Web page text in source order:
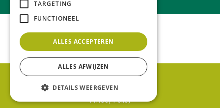
© Laxsjon Plants
Green Solutions
Privacy Policy
TARGETING
FUNCTIONEEL
ALLES ACCEPTEREN
ALLES AFWIJZEN
DETAILS WEERGEVEN